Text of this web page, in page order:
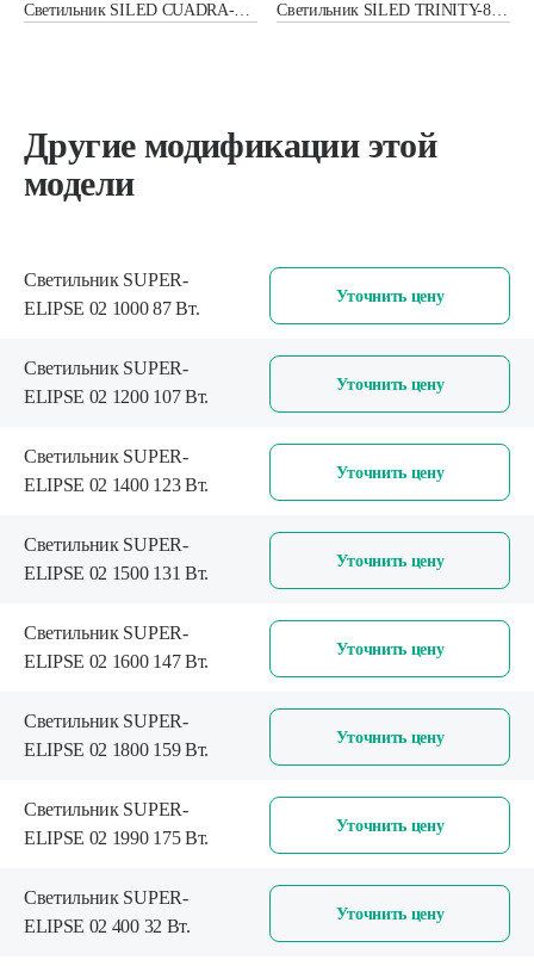
Светильник SILED CUADRA-HOLE-03 85 Вт. Светильник SILED TRINITY-800 38 Вт.
Другие модификации этой
модели
Светильник SUPER-
ELIPSE 02 1000 87 Вт.
Уточнить цену
Светильник SUPER-
ELIPSE 02 1200 107 Вт.
Уточнить цену
Светильник SUPER-
ELIPSE 02 1400 123 Вт.
Уточнить цену
Светильник SUPER-
ELIPSE 02 1500 131 Вт.
Уточнить цену
Светильник SUPER-
ELIPSE 02 1600 147 Вт.
Уточнить цену
Светильник SUPER-
ELIPSE 02 1800 159 Вт.
Уточнить цену
Светильник SUPER-
ELIPSE 02 1990 175 Вт.
Уточнить цену
Светильник SUPER-
ELIPSE 02 400 32 Вт.
Уточнить цену